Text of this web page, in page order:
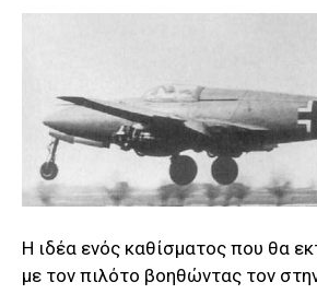
Η ιδέα ενός καθίσματος που θα
με τον πιλότο βοηθώντας τον